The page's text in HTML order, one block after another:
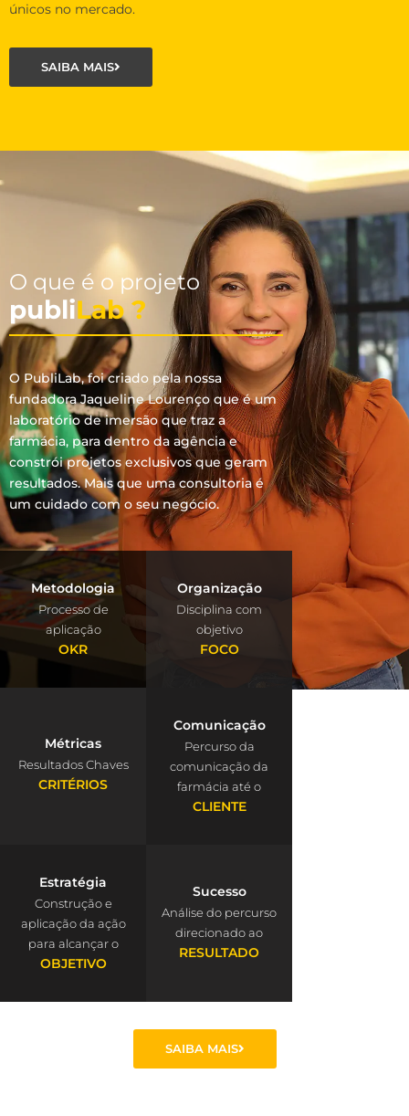
únicos no mercado.
SAIBA MAIS
O que é o projeto
publiLab ?
O PubliLab, foi criado pela nossa
fundadora Jaqueline Lourenço que é um
laboratório de imersão que traz a
farmácia, para dentro da agência e
constrói projetos exclusivos que geram
resultados. Mais que uma consultoria é
um cuidado com o seu negócio.
Metodologia
Processo de
aplicação
OKR
Organização
Disciplina com
objetivo
FOCO
Métricas
Resultados Chaves
CRITÉRIOS
Comunicação
Percurso da
comunicação da
farmácia até o
CLIENTE
Estratégia
Construção e
aplicação da ação
para alcançar o
OBJETIVO
Sucesso
Análise do percurso
direcionado ao
RESULTADO
SAIBA MAIS